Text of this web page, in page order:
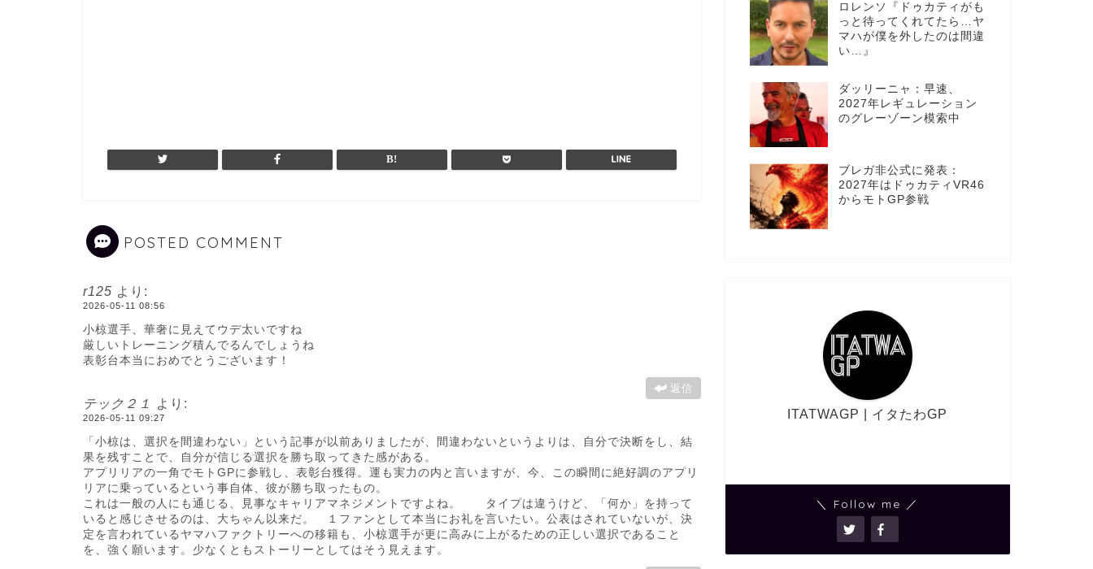
POSTED COMMENT
r125 より:
2026-05-11 08:56
小椋選手、華奢に見えてウデ太いですね
厳しいトレーニング積んでるんでしょうね
表彰台本当におめでとうございます！
返信
テック２１ より:
2026-05-11 09:27
「小椋は、選択を間違わない」という記事が以前ありましたが、間違わないというよりは、自分で決断をし、結
果を残すことで、自分が信じる選択を勝ち取ってきた感がある。
アプリリアの一角でモトGPに参戦し、表彰台獲得。運も実力の内と言いますが、今、この瞬間に絶好調のアプリ
リアに乗っているという事自体、彼が勝ち取ったもの。
これは一般の人にも通じる、見事なキャリアマネジメントですよね。 タイプは違うけど、「何か」を持って
いると感じさせるのは、大ちゃん以来だ。 １ファンとして本当にお礼を言いたい。公表はされていないが、決
定を言われているヤマハファクトリーへの移籍も、小椋選手が更に高みに上がるための正しい選択であること
を、強く願います。少なくともストーリーとしてはそう見えます。
ロレンソ『ドゥカティがも
っと待ってくれてたら…ヤ
マハが僕を外したのは間違
い…』
ダッリーニャ：早速、
2027年レギュレーション
のグレーゾーン模索中
ブレガ非公式に発表：
2027年はドゥカティVR46
からモトGP参戦
ITATWAGP | イタたわGP
＼ Follow me ／